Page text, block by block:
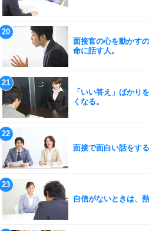
面接官の心を動かす
命に話す人。
「いい答え」ばかり
くなる。
面接で面白い話をす
自信がないときは、